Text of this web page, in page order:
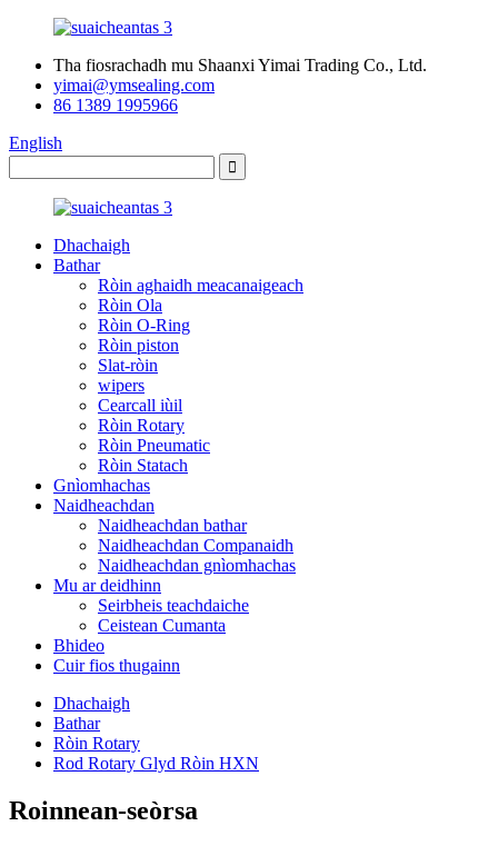
Tha fiosrachadh mu Shaanxi Yimai Trading Co., Ltd.
yimai@ymsealing.com
86 1389 1995966
English
Dhachaigh
Bathar
Ròin aghaidh meacanaigeach
Ròin Ola
Ròin O-Ring
Ròin piston
Slat-ròin
wipers
Cearcall iùil
Ròin Rotary
Ròin Pneumatic
Ròin Statach
Gnìomhachas
Naidheachdan
Naidheachdan bathar
Naidheachdan Companaidh
Naidheachdan gnìomhachas
Mu ar deidhinn
Seirbheis teachdaiche
Ceistean Cumanta
Bhideo
Cuir fios thugainn
Dhachaigh
Bathar
Ròin Rotary
Rod Rotary Glyd Ròin HXN
Roinnean-seòrsa